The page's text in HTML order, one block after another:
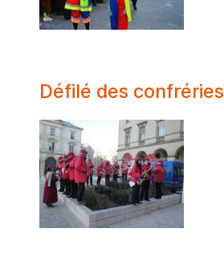
Défilé des confréries